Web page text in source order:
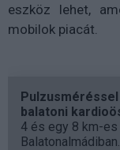
eszköz lehet,
mobilok piacát.
balatoni
4 és egy 8 km-
Balatonalmádiban.